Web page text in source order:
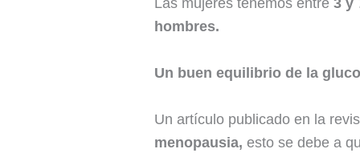
Las mujeres tenemos entre3 y
hombres.
Un buen equilibrio de la
Un artículo publicado en la
menopausia,esto se debe a